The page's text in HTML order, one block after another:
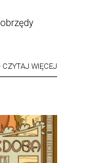
CZYTAJ WIĘCEJ